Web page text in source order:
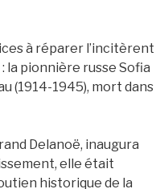
à réparer l’incitèrent
la pionnière russe Sofia
(1914-1945), mort dans
Delanoë, inaugura
elle était
historique de la